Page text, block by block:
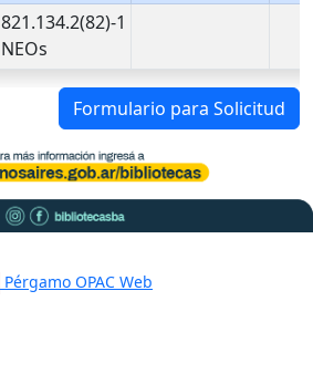
821.134.2(82)-1
NEOs
Formulario para Solicitud
Pérgamo OPAC Web